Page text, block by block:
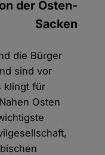
der Osten-
Sacken
die Bürger
sind vor
klingt für
Osten